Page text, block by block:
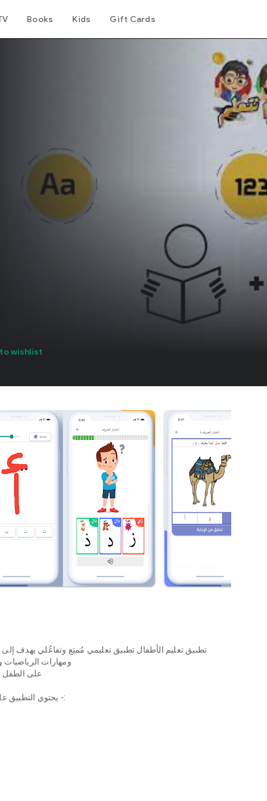
Books Kids Gift Cards
wishlist
تطبيق تعليم الأطفال تطبيق تعليمي مُمتِع وتفاعُلي يهدف إلى
ومهارات الرياضيات
على الطفل
:- يحتوي التطبيق
- قراءة حروف الأبجدية العربية بشكل غنائي
- التدريب على
-اختبار الحروف، وفيه يسمع الطفل اسم الحرف ويختار